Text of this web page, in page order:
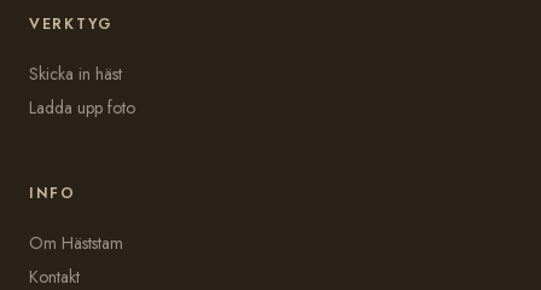
VERKTYG
Skicka in häst
Ladda upp foto
INFO
Om Häststam
Kontakt